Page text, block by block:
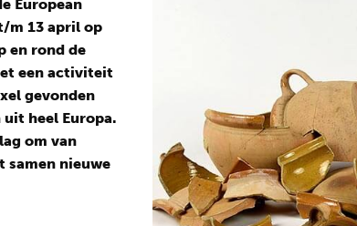
European
m 13 april op
en rond de
een activiteit
gevonden
heel Europa.
om van
samen nieuwe